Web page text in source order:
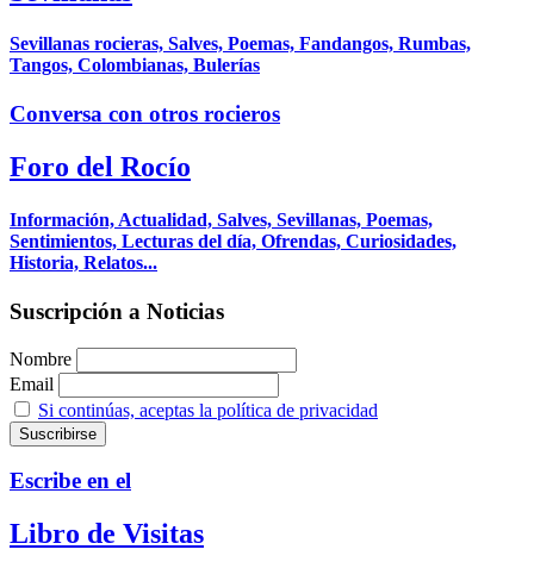
Sevillanas rocieras, Salves, Poemas, Fandangos, Rumbas,
Tangos, Colombianas, Bulerías
Conversa con otros rocieros
Foro del Rocío
Información, Actualidad, Salves, Sevillanas, Poemas,
Sentimientos, Lecturas del día, Ofrendas, Curiosidades,
Historia, Relatos...
Suscripción a Noticias
Nombre
Email
Si continúas, aceptas la política de privacidad
Escribe en el
Libro de Visitas